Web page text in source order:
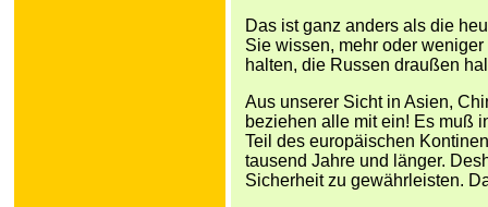
Das ist ganz anders als die
Sie wissen, mehr oder
halten, die Russen draußen
Aus unserer Sicht in Asien,
beziehen alle mit ein! Es muß
Teil des europäischen
tausend Jahre und länger.
Sicherheit zu gewährleisten.